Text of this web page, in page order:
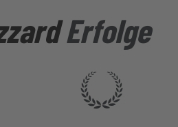
Erfolge